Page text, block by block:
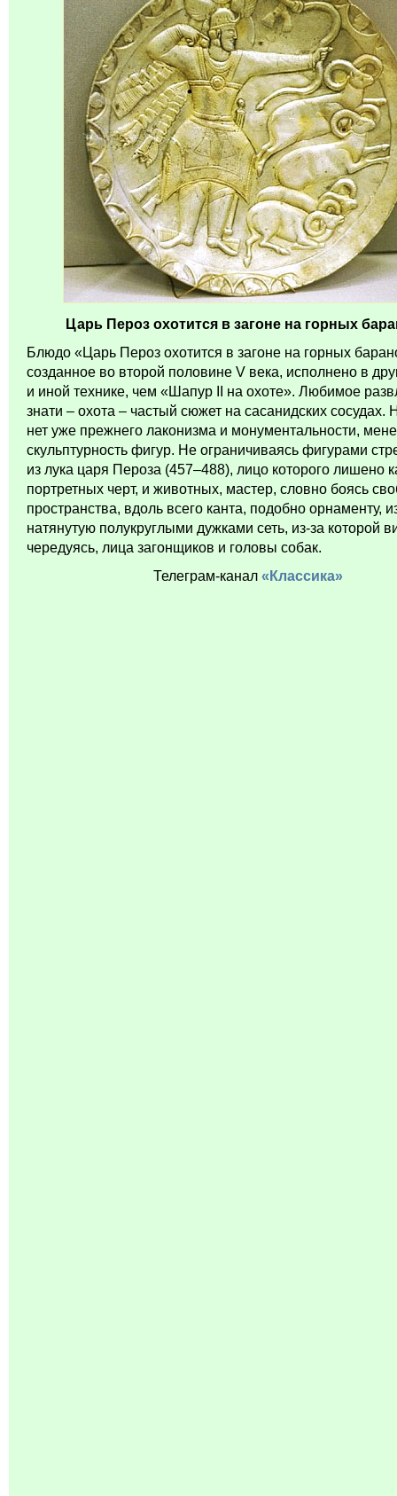
Царь Пероз охотится в загоне на горных
Блюдо «Царь Пероз охотится в загоне на горных
созданное во второй половине V века, исполнено в
и иной технике, чем «Шапур II на охоте». Любимое
знати – охота – частый сюжет на сасанидских сосудах.
нет уже прежнего лаконизма и монументальности,
скульптурность фигур. Не ограничиваясь фигурами
из лука царя Пероза (457–488), лицо которого лишено
портретных черт, и животных, мастер, словно боясь
пространства, вдоль всего канта, подобно орнаменту,
натянутую полукруглыми дужками сеть, из-за которой
чередуясь, лица загонщиков и головы собак.
Телеграм-канал «Классика»